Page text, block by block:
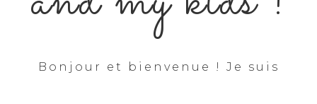
Bonjour et bienvenue ! Je suis